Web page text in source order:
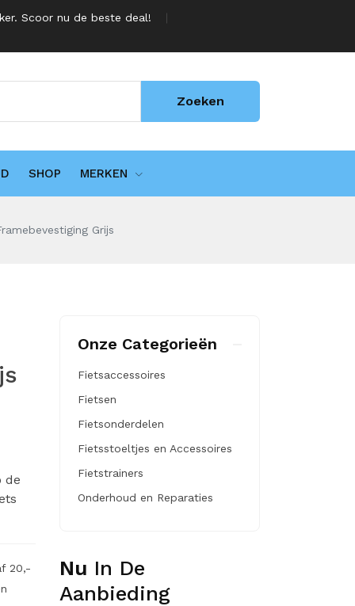
Scoor nu de beste deal!
Zoeken
SHOP MERKEN
Grijs
de
20,-
Onze Categorieën
Fietsaccessoires
Fietsen
Fietsonderdelen
Fietsstoeltjes en Accessoires
Fietstrainers
Onderhoud en Reparaties
Nu In De
Aanbieding